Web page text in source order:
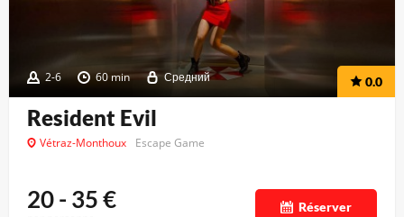
2-6 60 min Средний 0.0
Resident Evil
Vétraz-Monthoux Escape Game
20 - 35€ Réserver